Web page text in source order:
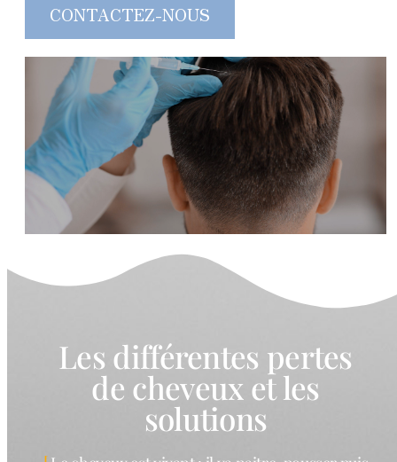
CONTACTEZ-NOUS
Les différentes pertes
de cheveux et les
solutions